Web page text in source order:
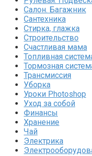
Салон. Багажник
Сантехника
Стирка, глажка
Строительство
Счастливая мама
Топливная
Тормозная
Трансмиссия
Уборка
Уроки Photoshop
Уход за собой
Финансы
Хранение
Чай
Электрика